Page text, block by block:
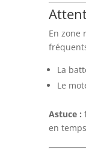
En zone
La
Le
Astuce :
en